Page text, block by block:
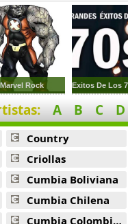
Marvel Rock
A B C D
Country
Criollas
Cumbia Boliviana
Cumbia Chilena
Cumbia Colombiana